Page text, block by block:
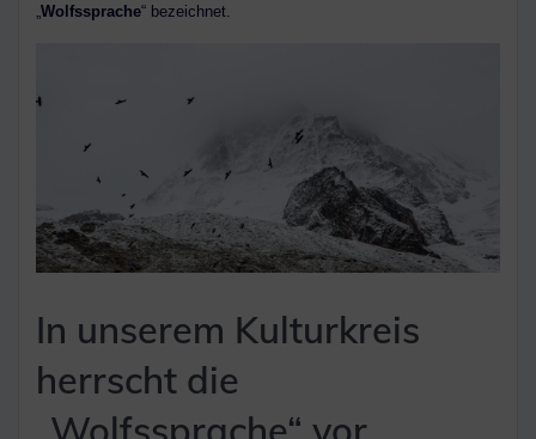
Wolfssprache“ bezeichnet.
In unserem Kulturkreis
herrscht die
„Wolfssprache“ vor